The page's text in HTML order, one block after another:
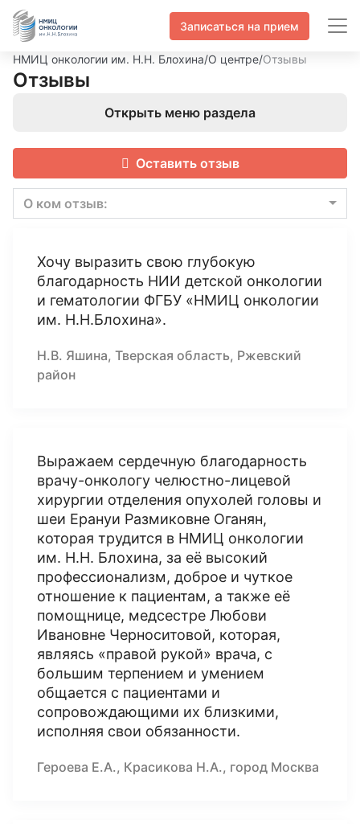
Записаться на прием
НМИЦ онкологии им. Н.Н. Блохина/О центре/Отзывы
Отзывы
Открыть меню раздела
Оставить отзыв
О ком отзыв:
Хочу выразить свою глубокую
благодарность НИИ детской онкологии
и гематологии ФГБУ «НМИЦ онкологии
им. Н.Н.Блохина».
Н.В. Яшина, Тверская область, Ржевский
район
Выражаем сердечную благодарность
врачу-онкологу челюстно-лицевой
хирургии отделения опухолей головы и
шеи Ерануи Размиковне Оганян,
которая трудится в НМИЦ онкологии
им. Н.Н. Блохина, за её высокий
профессионализм, доброе и чуткое
отношение к пациентам, а также её
помощнице, медсестре Любови
Ивановне Черноситовой, которая,
являясь «правой рукой» врача, с
большим терпением и умением
общается с пациентами и
сопровождающими их близкими,
исполняя свои обязанности.
Героева Е.А., Красикова Н.А., город Москва